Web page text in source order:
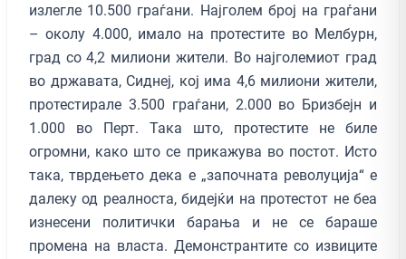
излегле 10.500 граѓани. Најголем број на граѓани
– околу 4.000, имало на протестите во Мелбурн,
град со 4,2 милиони жители. Во најголемиот град
во државата, Сиднеј, кој има 4,6 милиони жители,
протестирале 3.500 граѓани, 2.000 во Бризбејн и
1.000 во Перт. Така што, протестите не биле
огромни, како што се прикажува во постот. Исто
така, тврдењето дека e „започната револуција“ е
далеку од реалноста, бидејќи на протестот не беа
изнесени политички барања и не се бараше
промена на власта. Демонстрантите со извиците